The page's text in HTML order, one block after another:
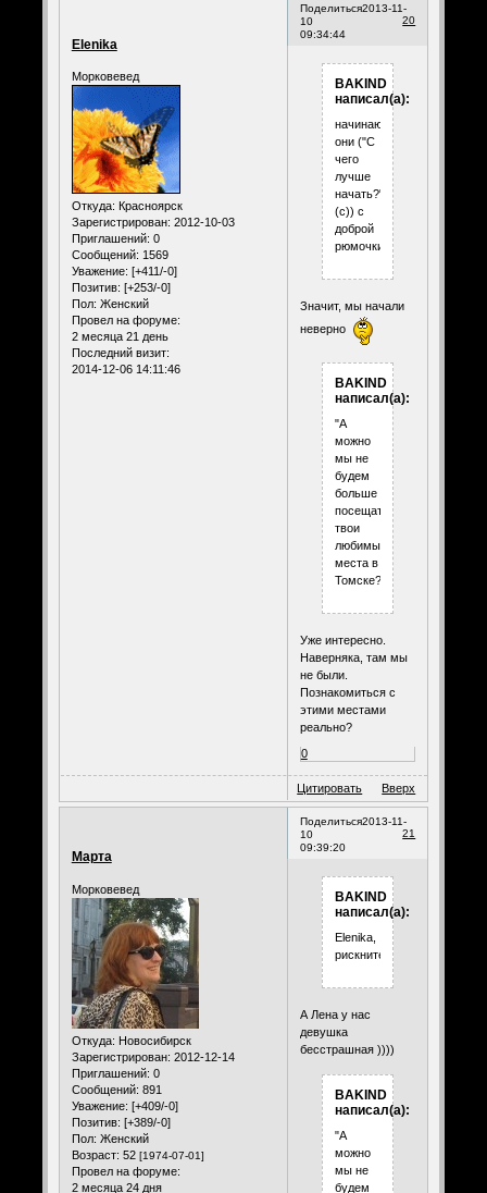
Поделиться
20
2013-11-
10
09:34:44
Elenika
Морковевед
Откуда: Красноярск
Зарегистрирован: 2012-10-03
Приглашений: 0
Сообщений: 1569
Уважение: [+411/-0]
Позитив: [+253/-0]
Пол: Женский
Провел на форуме:
2 месяца 21 день
Последний визит:
2014-12-06 14:11:46
BAKIND
написал(а):
начинаются
они ("С
чего
лучше
начать?"
(с)) с
доброй
рюмочки
Значит, мы начали
неверно
BAKIND
написал(а):
"А
можно
мы не
будем
больше
посещать
твои
любимые
места в
Томске?"
Уже интересно.
Наверняка, там мы
не были.
Познакомиться с
этими местами
реально?
0
Цитировать Вверх
Поделиться
21
2013-11-
10
09:39:20
Марта
Морковевед
Откуда: Новосибирск
Зарегистрирован: 2012-12-14
Приглашений: 0
Сообщений: 891
Уважение: [+409/-0]
Позитив: [+389/-0]
Пол: Женский
Возраст: 52 [1974-07-01]
Провел на форуме:
2 месяца 24 дня
BAKIND
написал(а):
Elenika,
рискните...
А Лена у нас
девушка
бесстрашная ))))
BAKIND
написал(а):
"А
можно
мы не
будем